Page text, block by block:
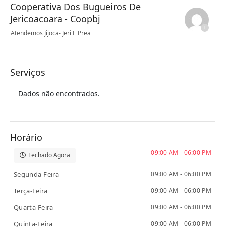
Cooperativa Dos Bugueiros De
Jericoacoara - Coopbj
Atendemos Jijoca- Jeri E Prea
Serviços
Dados não encontrados.
Horário
Fechado Agora 09:00 AM - 06:00 PM
Segunda-Feira 09:00 AM - 06:00 PM
Terça-Feira 09:00 AM - 06:00 PM
Quarta-Feira 09:00 AM - 06:00 PM
Quinta-Feira 09:00 AM - 06:00 PM